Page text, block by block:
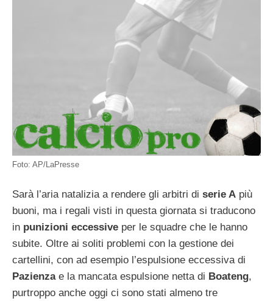
Foto: AP/LaPresse
Sarà l’aria natalizia a rendere gli arbitri di serie A più
buoni, ma i regali visti in questa giornata si traducono
in punizioni eccessive per le squadre che le hanno
subite. Oltre ai soliti problemi con la gestione dei
cartellini, con ad esempio l’espulsione eccessiva di
Pazienzae la mancata espulsione netta di Boateng,
purtroppo anche oggi ci sono stati almeno tre